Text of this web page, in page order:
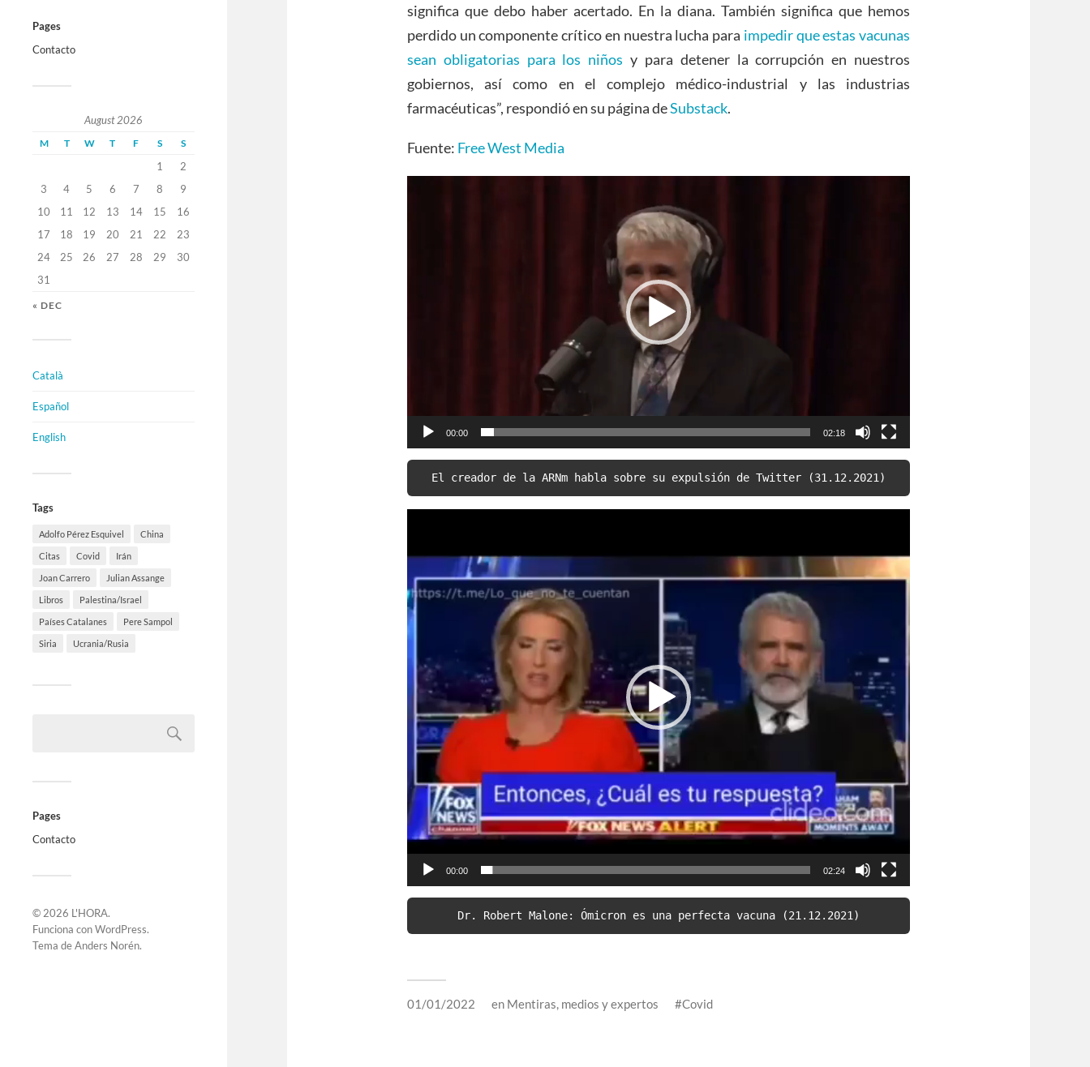
Pages
Contacto
August 2026
M T W T F S S
1
2
3
4 5 6 7 8
9
10
11 12 13 14 15
16
17
18 19 20 21 22
23
24
25 26 27 28 29
30
31
« DEC
Català
Español
English
Tags
Adolfo Pérez Esquivel China
Citas Covid Irán
Joan Carrero Julian Assange
Libros Palestina/Israel
Países Catalanes Pere Sampol
Siria Ucrania/Rusia
Pages
Contacto
© 2026 L'HORA.
Funciona conWordPress.
Tema deAnders Norén.
significa que debo haber acertado. En la diana. También significa que hemos
perdido un componente crítico en nuestra lucha para impedir que estas vacunas
sean obligatorias para los niños y para detener la corrupción en nuestros
gobiernos, así como en el complejo médico-industrial y las industrias
farmacéuticas”, respondió en su página deSubstack.
Fuente: Free West Media
00:00 02:18
El creador de la ARNm habla sobre su expulsión de Twitter (31.12.2021)
00:00 02:24
Dr. Robert Malone: Ómicron es una perfecta vacuna (21.12.2021)
01/01/2022 en Mentiras, medios y expertos Covid